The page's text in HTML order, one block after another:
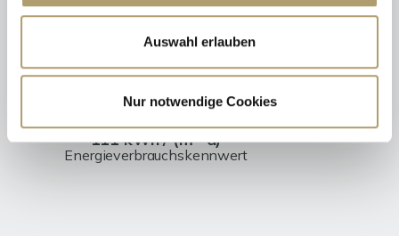
Auswahl erlauben
Nur notwendige Cookies
Energieausweis (Verbrauchsausweis)
111 kWh / (m²*a)
Energieverbrauchskennwert